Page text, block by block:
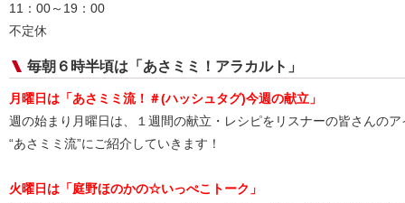
11：00～19：00
不定休
毎朝６時半頃は「あさミミ！アラカルト」
月曜日は「あさミミ流！＃(ハッシュタグ)今週の献立 」
週の始まり月曜日は、１週間の献立・レシピをリスナーの皆さんの
“あさミミ流”にご紹介していきます！
火曜日は 「庭野ほのかの☆いっぺこトーク 」